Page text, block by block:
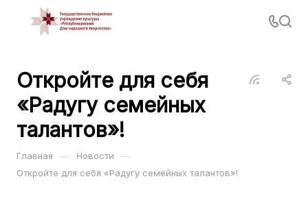
Откройте для себя
«Радугу семейных
талантов»!
Главная — Новости —
Откройте для себя «Радугу семейных талантов»!